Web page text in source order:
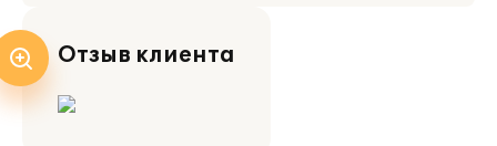
Отзыв клиента